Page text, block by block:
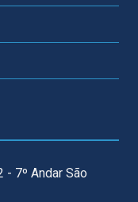
- 7º Andar São